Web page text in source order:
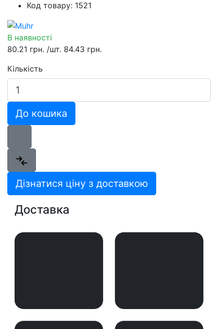
Код товару: 1521
В наявності
80.21 грн. /шт. 84.43 грн.
Кількість
До кошика
Дізнатися ціну з доставкою
Доставка